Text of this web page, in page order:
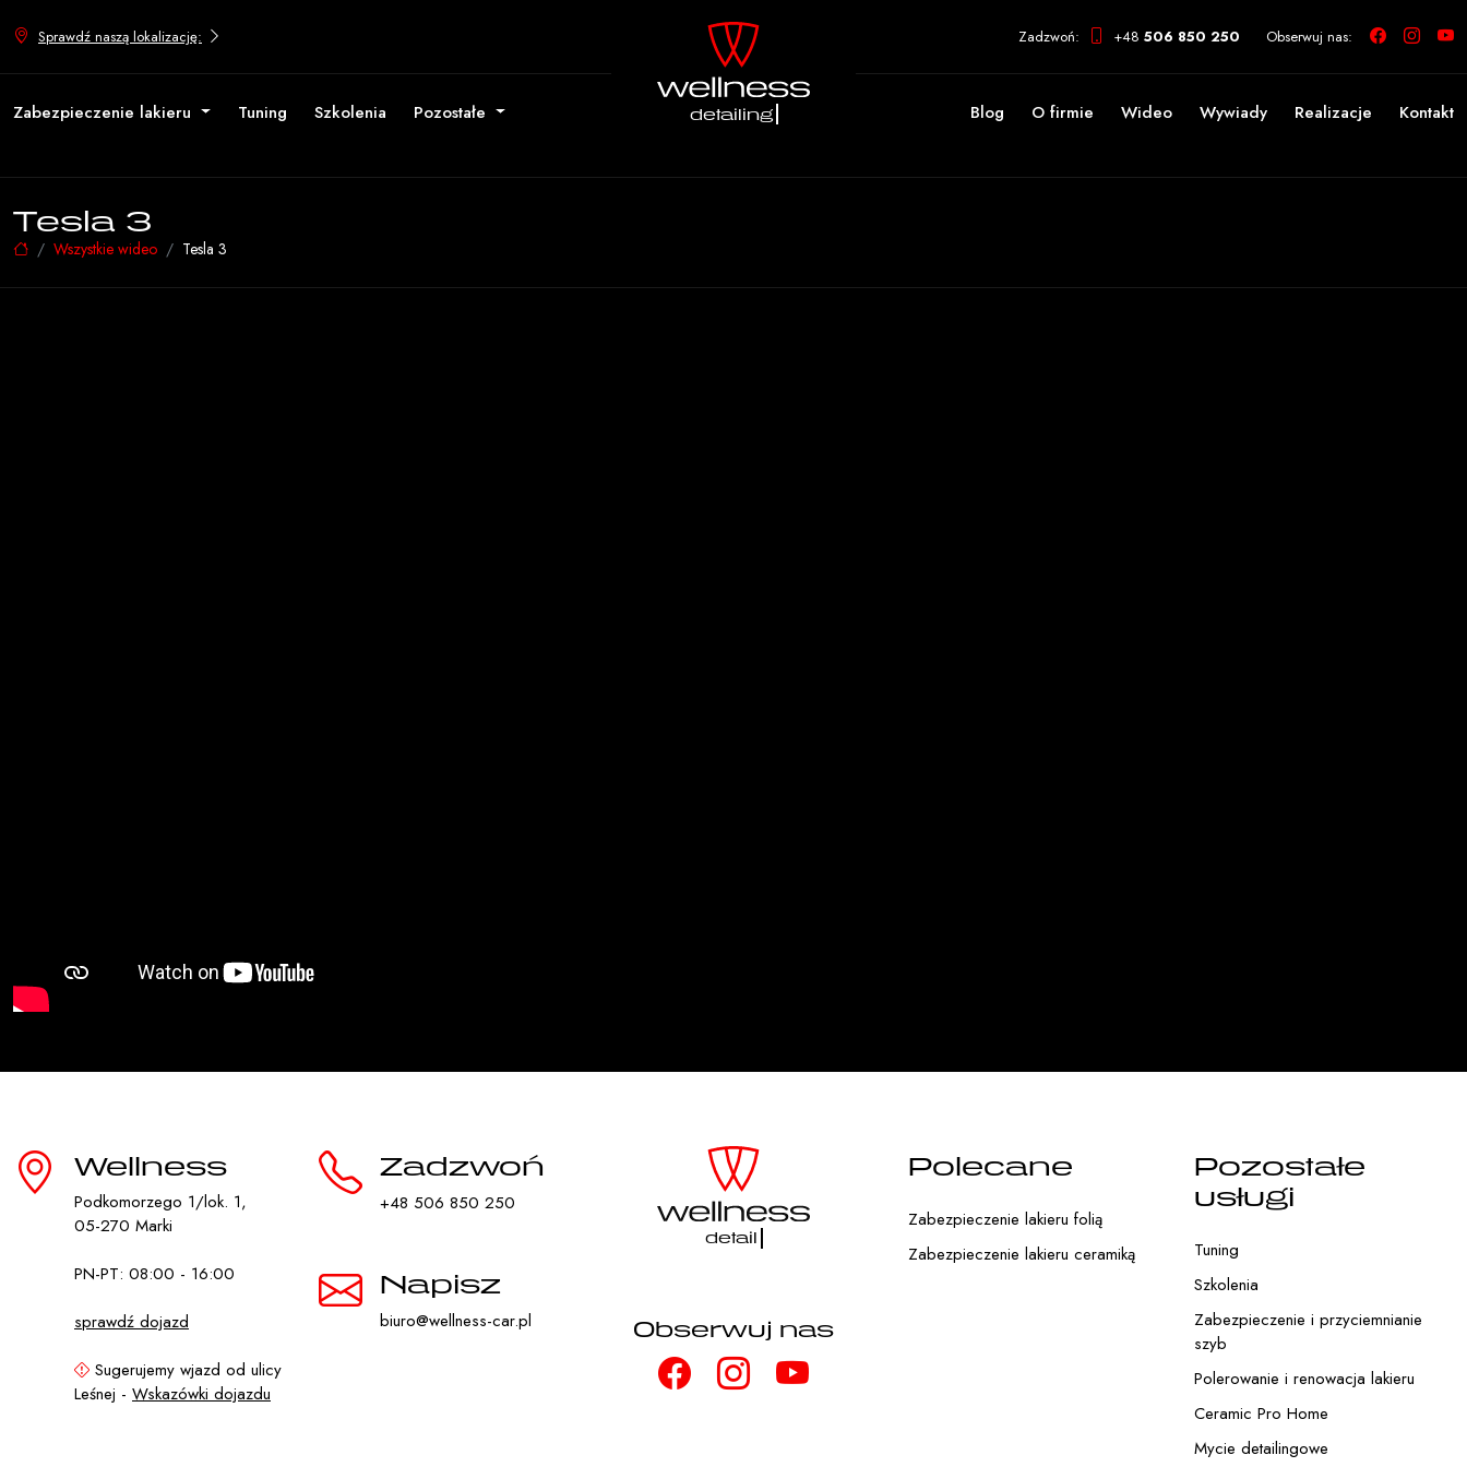
Sprawdź naszą lokalizację: Zadzwoń: +48 506 850 250 Obserwuj nas:
Zabezpieczenie lakieru Tuning Szkolenia Pozostałe Blog O firmie Wideo Wywiady Realizacje Kontakt
detailing
Tesla 3
Wszystkie wideo Tesla 3
Wellness
Podkomorzego 1/lok. 1,
05-270 Marki
PN-PT: 08:00 - 16:00
sprawdź dojazd
Sugerujemy wjazd od ulicy
Leśnej - Wskazówki dojazdu
Zadzwoń
+48 506 850 250
Napisz
biuro@wellness-car.pl
detailing
Obserwuj nas
Polecane
Zabezpieczenie lakieru folią
Zabezpieczenie lakieru ceramiką
Pozostałe
usługi
Tuning
Szkolenia
Zabezpieczenie i przyciemnianie
szyb
Polerowanie i renowacja lakieru
Ceramic Pro Home
Mycie detailingowe